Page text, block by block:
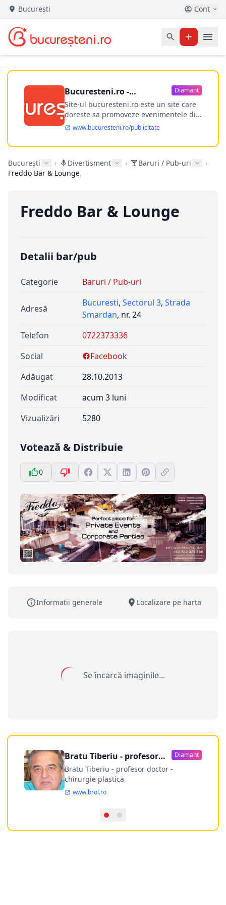
București Cont
Bucuresteni.ro -
publicitate online
Diamant
Site-ul bucuresteni.ro este un site care
doreste sa promoveze evenimentele din
Bucuresti si nu numai, sa puna la
dispozitia utilizatorului cea mai
performanta harta electronica a
ofere posibilitatea firmel...
www.bucuresteni.ro/publicitate
București › Divertisment › Baruri / Pub-uri
›
Freddo Bar & Lounge
Freddo Bar & Lounge
Detalii bar/pub
Categorie Baruri / Pub-uri
Adresă
Bucuresti, Sectorul 3, Strada
Smardan, nr. 24
Telefon
0722373336
Social
Facebook
Adăugat
28.10.2013
Modificat
acum 3 luni
Vizualizări
5280
Votează & Distribuie
0
Informatii generale Localizare pe harta
Se încarcă imaginile...
Bratu Tiberiu - profesor
doctor
Diamant
Bratu Tiberiu - profesor doctor -
chirurgie plastica
www.brol.ro